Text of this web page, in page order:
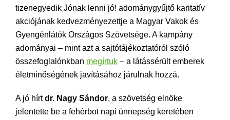
tizenegyedik Jónak lenni jó! adománygyűjtő karitatív
akciójának kedvezményezettje a Magyar Vakok és
Gyengénlátók Országos Szövetsége. A kampány
adományai – mint azt a sajtótájékoztatóról szóló
összefoglalónkban megírtuk – a látássérült emberek
életminőségének javításához járulnak hozzá.
A jó hírtdr. Nagy Sándor, a szövetség elnöke
jelentette be a fehérbot napi ünnepség keretében